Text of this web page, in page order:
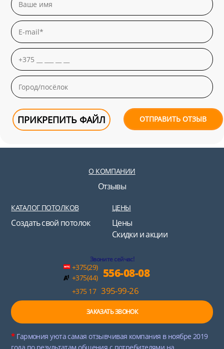
ПРИКРЕПИТЬ ФАЙЛ ОТПРАВИТЬ ОТЗЫВ
О КОМПАНИИ
Отзывы
КАТАЛОГ ПОТОЛКОВ
Создать свой потолок
ЦЕНЫ
Цены
Скидки и акции
Звоните сейчас!
+375(29)
+375(44)
556-08-08
+375 17 395-99-26
ЗАКАЗАТЬ ЗВОНОК
* Гармония уюта самая отзывчивая компания в ноябре 2019